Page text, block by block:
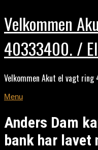
Velkommen
40333400. /
Velkommen Akut el vagt
Menu
Anders Dam
bank har lavet